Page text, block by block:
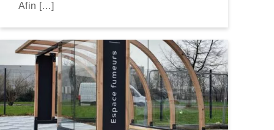
Afin […]